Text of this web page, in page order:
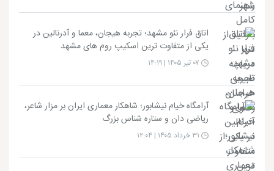
اتاق فرار نئو مشهد؛ تجربه هیجان، معما و آدرنالین در
یکی از متفاوت ترین اسکیپ روم های مشهد
آرامگاه خیام نیشابور؛ شاهکار معماری ایران بر مزار شاعر،
ریاضی دان و ستاره شناس بزرگ